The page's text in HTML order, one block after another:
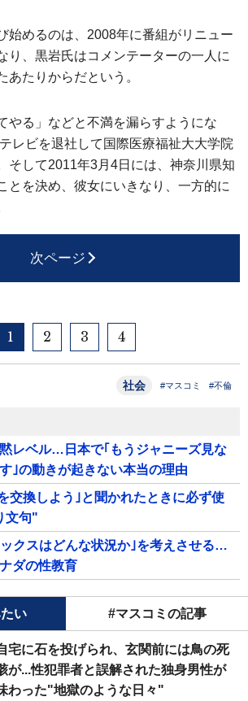
始めるのは、2008年に番組がリニュー
り、黒岩氏はコメンテーターの一人に
あたりからだという。
やる」などと不満を漏らすようにな
レビを退社して国際医療福祉大大学院
そして2011年3月4日には、神奈川県知
とを決め、彼女にいきなり、一方的に
次ページ
1 2 3 4
社会 #マスコミ #不倫
レベル…日本で｢もうジャニーズ見な
｣の動きが起きない本当の理由
交換しよう｣と聞かれたときに必ず使
文句"
クスはどんな状況か｣を考えさせる…
ダの性教育
い #マスコミの記事
宅に石を投げられ、玄関前には鳥の死
が...性犯罪者と誤解された独身男性が
わった"地獄のような日々"